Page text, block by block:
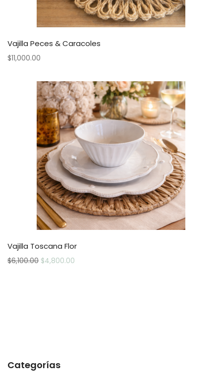
Vajilla Peces & Caracoles
$11,000.00
Vajilla Toscana Flor
$6,100.00 $4,800.00
Categorías